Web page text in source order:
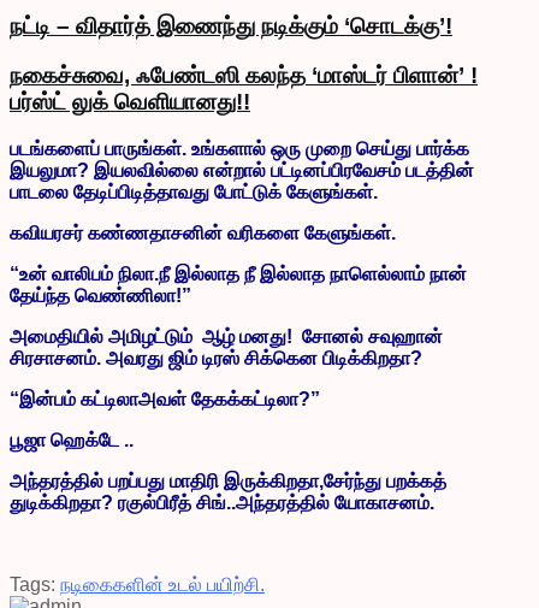
நட்டி – விதார்த் இணைந்து நடிக்கும் ‘சொடக்கு’!
நகைச்சுவை, ஃபேண்டஸி கலந்த ‘மாஸ்டர் பிளான்’ !
பர்ஸ்ட் லுக் வெளியானது!!
படங்களைப் பாருங்கள். உங்களால் ஒரு முறை செய்து பார்க்க
இயலுமா? இயலவில்லை என்றால் பட்டினப்பிரவேசம் படத்தின்
பாடலை தேடிப்பிடித்தாவது போட்டுக் கேளுங்கள்.
கவியரசர் கண்ணதாசனின் வரிகளை கேளுங்கள்.
“உன் வாலிபம் நிலா.நீ இல்லாத நீ இல்லாத நாளெல்லாம் நான்
தேய்ந்த வெண்ணிலா!”
அமைதியில் அமிழட்டும் ஆழ் மனது! சோனல் சவுஹான்
சிரசாசனம். அவரது ஜிம் டிரஸ் சிக்கென பிடிக்கிறதா?
“இன்பம் கட்டிலாஅவள் தேகக்கட்டிலா?”
பூஜா ஹெக்டே ..
அந்தரத்தில் பறப்பது மாதிரி இருக்கிறதா,சேர்ந்து பறக்கத்
துடிக்கிறதா? ரகுல்பிரீத் சிங்..அந்தரத்தில் யோகாசனம்.
Tags: நடிகைகளின் உடல் பயிற்சி.